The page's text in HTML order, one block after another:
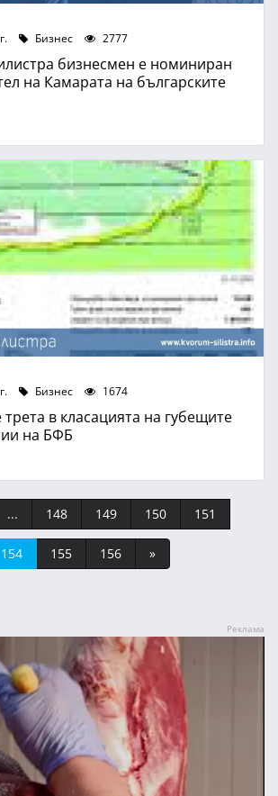
Бизнес 2777
бизнесмен е номиниран
на Камарата на българските
Бизнес 1674
в класацията на губещите
на БФБ
... 148 149 150 151
154 155 156 »